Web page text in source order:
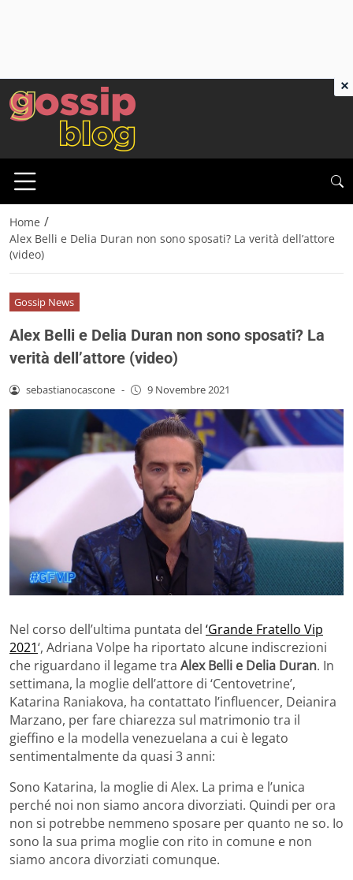
Home /
Alex Belli e Delia Duran non sono sposati? La verità dell’attore
(video)
Gossip News
Alex Belli e Delia Duran non sono sposati? La
verità dell’attore (video)
sebastianocascone - 9 Novembre 2021
Nel corso dell’ultima puntata del ‘Grande Fratello Vip
2021‘, Adriana Volpe ha riportato alcune indiscrezioni
che riguardano il legame tra Alex Belli e Delia Duran. In
settimana, la moglie dell’attore di ‘Centovetrine’,
Katarina Raniakova, ha contattato l’influencer, Deianira
Marzano, per fare chiarezza sul matrimonio tra il
gieffino e la modella venezuelana a cui è legato
sentimentalmente da quasi 3 anni:
Sono Katarina, la moglie di Alex. La prima e l’unica
perché noi non siamo ancora divorziati. Quindi per ora
non si potrebbe nemmeno sposare per quanto ne so. Io
sono la sua prima moglie con rito in comune e non
siamo ancora divorziati comunque.
×